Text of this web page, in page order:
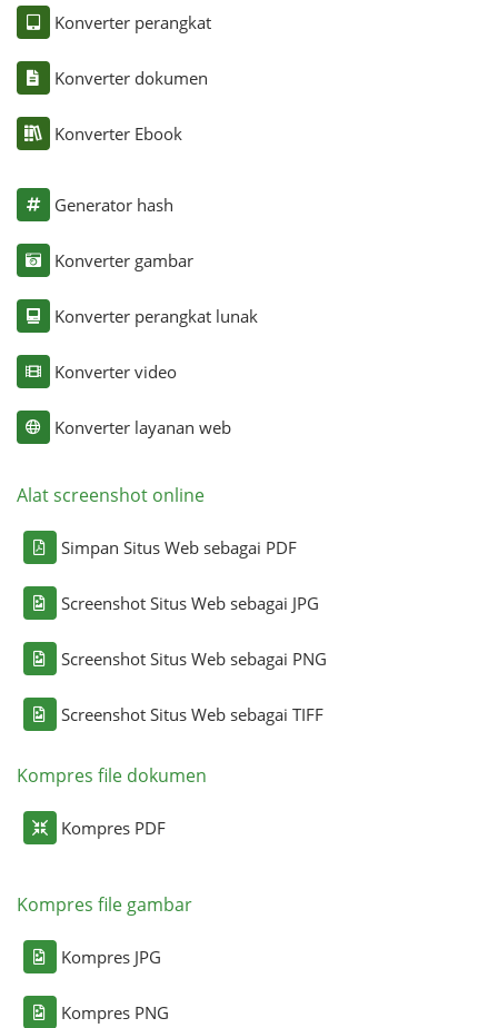
Konverter perangkat
Konverter dokumen
Konverter Ebook
Generator hash
Konverter gambar
Konverter perangkat lunak
Konverter video
Konverter layanan web
Alat screenshot online
Simpan Situs Web sebagai PDF
Screenshot Situs Web sebagai JPG
Screenshot Situs Web sebagai PNG
Screenshot Situs Web sebagai TIFF
Kompres file dokumen
Kompres PDF
Kompres file gambar
Kompres JPG
Kompres PNG